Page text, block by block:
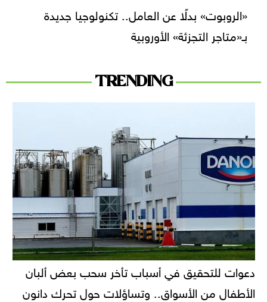
«الروبوت» بدلًا عن العامل.. تكنولوجيا جديدة
بـ«متاجر التجزئة» الأوروبية
TRENDING
دعوات للتحقيق في أسباب تأخر سحب بعض ألبان
الأطفال من الأسواق.. وتساؤلات حول تحرك دانون